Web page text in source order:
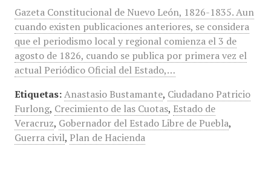
Gazeta Constitucional de Nuevo León, 1826-1835. Aun
cuando existen publicaciones anteriores, se considera
que el periodismo local y regional comienza el 3 de
agosto de 1826, cuando se publica por primera vez el
actual Periódico Oficial del Estado,…
Etiquetas: Anastasio Bustamante, Ciudadano Patricio
Furlong, Crecimiento de las Cuotas, Estado de
Veracruz, Gobernador del Estado Libre de Puebla,
Guerra civil, Plan de Hacienda